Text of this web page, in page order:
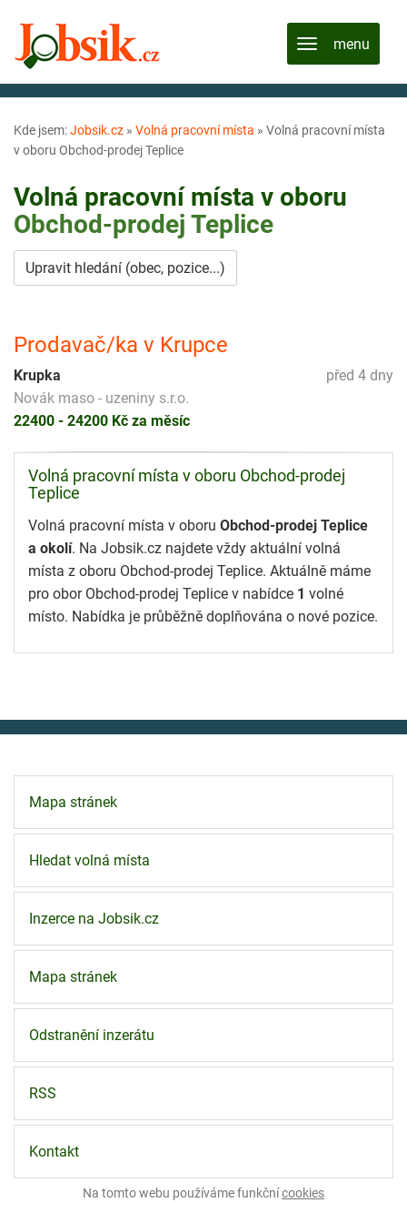
Kde jsem:Jobsik.cz » Volná pracovní místa » Volná pracovní místa
v oboru Obchod-prodej Teplice
Volná pracovní místa v oboru
Obchod-prodej Teplice
Upravit hledání (obec, pozice...)
Prodavač/ka v Krupce
před 4 dny
Krupka
Novák maso - uzeniny s.r.o.
22400 - 24200 Kč za měsíc
Volná pracovní místa v oboru Obchod-prodej
Teplice
Volná pracovní místa v oboru Obchod-prodej Teplice
a okolí. Na Jobsik.cz najdete vždy aktuální volná
místa z oboru Obchod-prodej Teplice. Aktuálně máme
pro obor Obchod-prodej Teplice v nabídce 1 volné
místo. Nabídka je průběžně doplňována o nové pozice.
Mapa stránek
Hledat volná místa
Inzerce na Jobsik.cz
Mapa stránek
Odstranění inzerátu
RSS
Kontakt
Na tomto webu používáme funkčnícookies